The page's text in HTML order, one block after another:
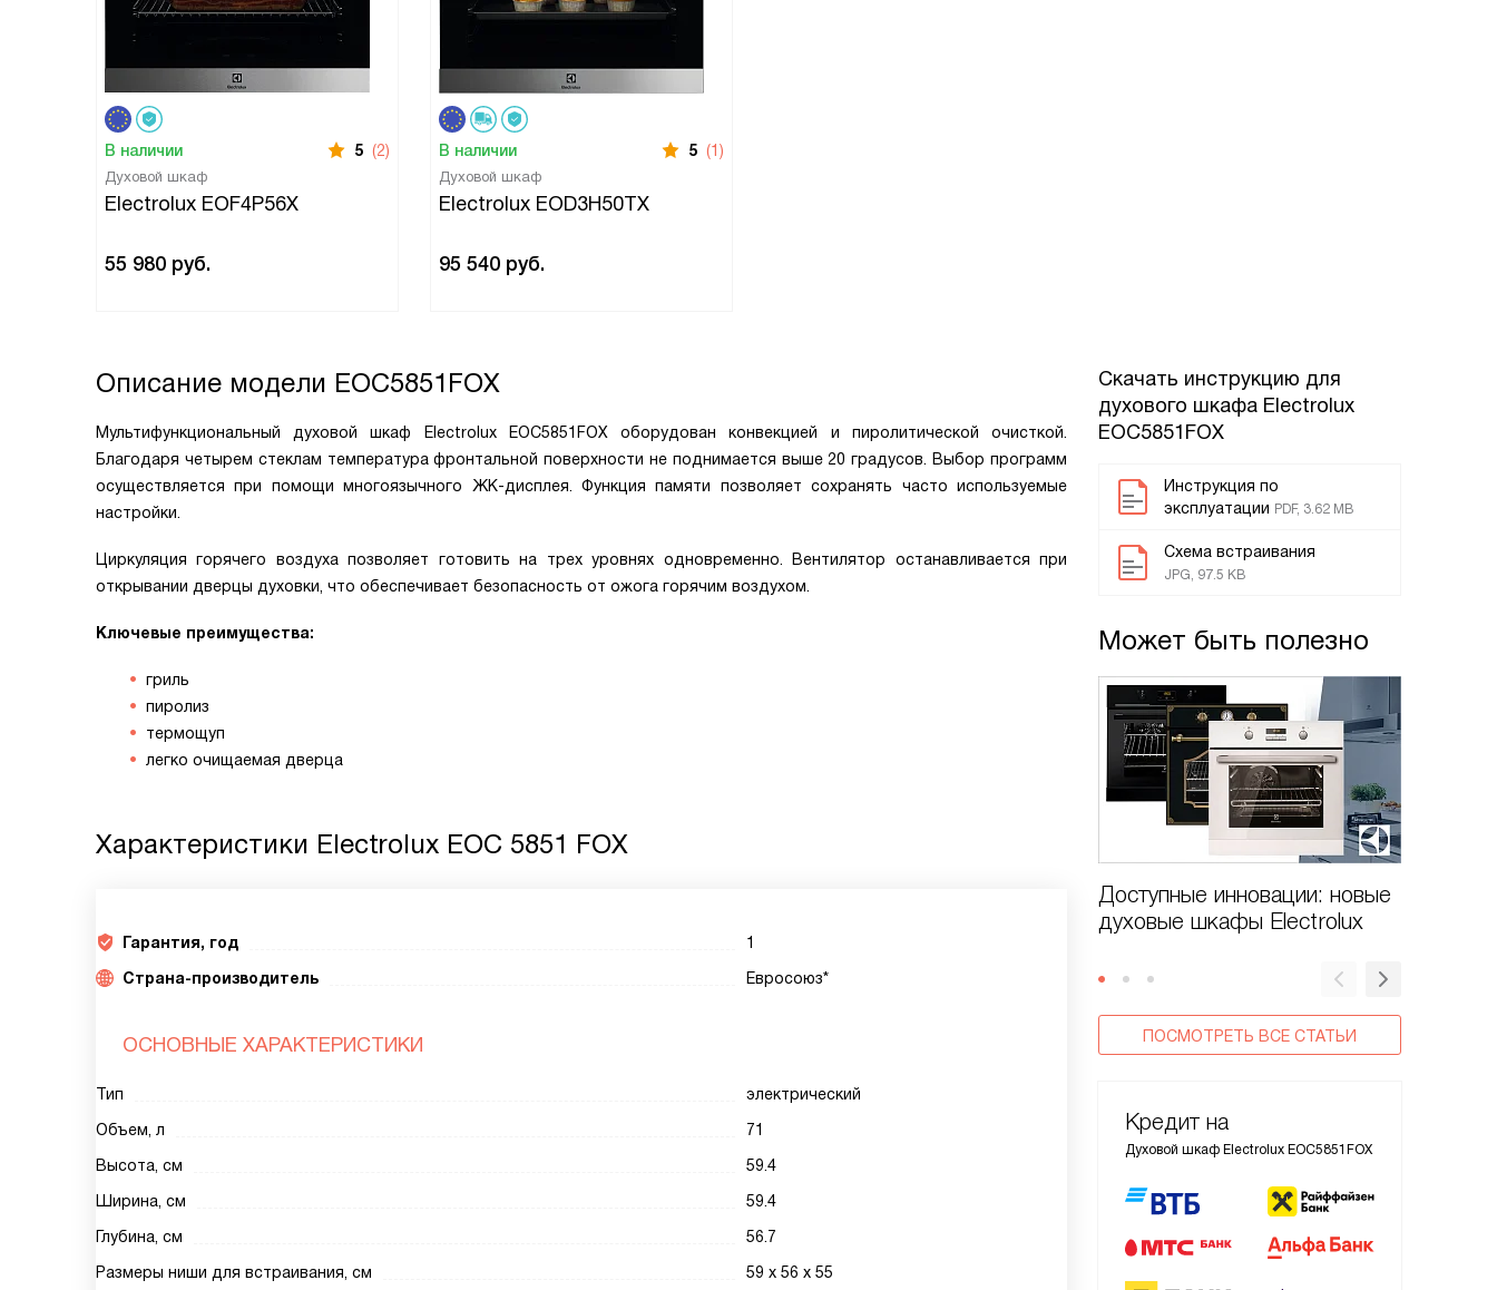
В наличии 5 (2)
Духовой шкаф
Electrolux EOF4P56X
55 980 руб.
В наличии 5 (1)
Духовой шкаф
Electrolux EOD3H50TX
95 540 руб.
Скачать инструкцию для
духового шкафа Electrolux
EOC5851FOX
Инструкция по
эксплуатации PDF, 3.62 MB
Схема встраивания
JPG, 97.5 KB
Может быть полезно
Доступные инновации: новые
духовые шкафы Electrolux
ПОСМОТРЕТЬ ВСЕ СТАТЬИ
Кредит на
Духовой шкаф Electrolux EOC5851FOX
Описание модели EOC5851FOX
Мультифункциональный духовой шкаф Electrolux EOC5851FOX оборудован конвекцией и пиролитической очисткой.
Благодаря четырем стеклам температура фронтальной поверхности не поднимается выше 20 градусов. Выбор программ
осуществляется при помощи многоязычного ЖК-дисплея. Функция памяти позволяет сохранять часто используемые
настройки.
Циркуляция горячего воздуха позволяет готовить на трех уровнях одновременно. Вентилятор останавливается при
открывании дверцы духовки, что обеспечивает безопасность от ожога горячим воздухом.
Ключевые преимущества:
гриль
пиролиз
термощуп
легко очищаемая дверца
Характеристики Electrolux EOC 5851 FOX
Гарантия, год
1
Страна-производитель
Евросоюз*
ОСНОВНЫЕ ХАРАКТЕРИСТИКИ
Тип
электрический
Объем, л
71
Высота, см
59.4
Ширина, см
59.4
Глубина, см
56.7
Размеры ниши для встраивания, см
59 х 56 х 55